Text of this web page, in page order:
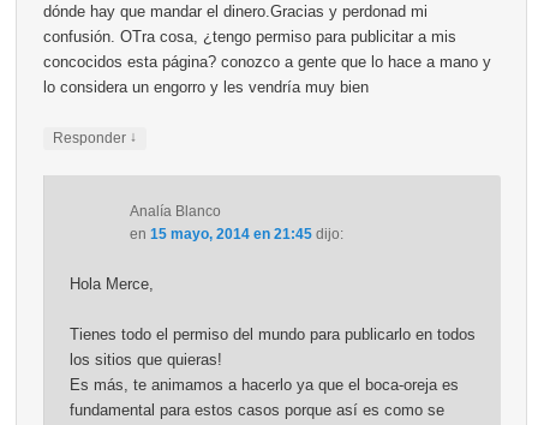
dónde hay que mandar el dinero.Gracias y perdonad mi
confusión. OTra cosa, ¿tengo permiso para publicitar a mis
concocidos esta página? conozco a gente que lo hace a mano y
lo considera un engorro y les vendría muy bien
Responder ↓
Analía Blanco
en 15 mayo, 2014 en 21:45 dijo:
Hola Merce,
Tienes todo el permiso del mundo para publicarlo en todos
los sitios que quieras!
Es más, te animamos a hacerlo ya que el boca-oreja es
fundamental para estos casos porque así es como se